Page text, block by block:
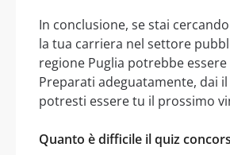
In conclusione, se stai
la tua carriera nel settore
regione Puglia potrebbe
Preparati adeguatamente, dai
potresti essere tu il prossimo
Quanto è difficile il quiz